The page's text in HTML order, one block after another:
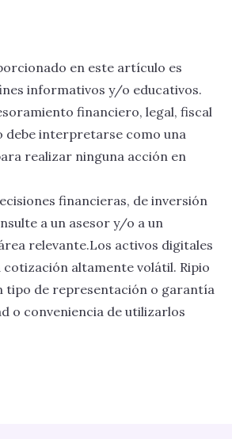
en este artículo es
informativos y/o educativos.
financiero, legal, fiscal
debe interpretarse como una
realizar ninguna acción en
financieras, de inversión
a un asesor y/o a un
relevante.Los activos digitales
cotización altamente volátil. Ripio
tipo de representación o garantía
o conveniencia de utilizarlos